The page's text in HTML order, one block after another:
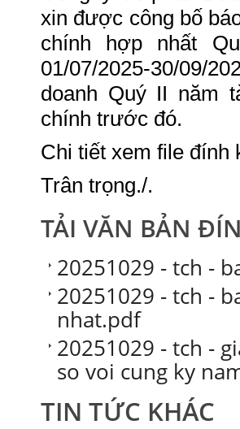
xin được công bố
chính hợp nhất
01/07/2025-30/09/
doanh Quý II năm
chính trước đó.
Chi tiết xem file đính
Trân trọng./.
TẢI VĂN BẢN
20251029 - tch -
20251029 - tch -
nhat.pdf
20251029 - tch -
so voi cung ky
TIN TỨC KHÁC